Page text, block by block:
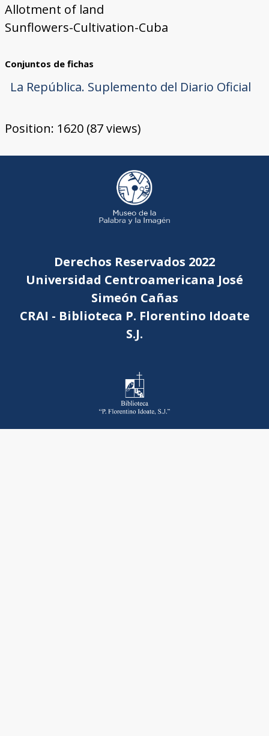
Allotment of land
Sunflowers-Cultivation-Cuba
Conjuntos de fichas
La República. Suplemento del Diario Oficial
Position: 1620(87views)
Derechos Reservados 2022
Universidad Centroamericana José
Simeón Cañas
CRAI - Biblioteca P. Florentino Idoate
S.J.